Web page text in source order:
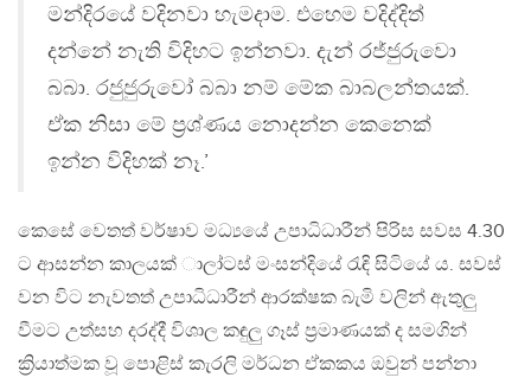
මන්දිරයේ වදිනවා හැමදාම. එහෙම වදිද්දිත්
දන්නේ නැති විදිහට ඉන්නවා. දැන් රජ්ජුරුවො
බබා. රජුජුරුවෝ බබා නම් මේක බාබලන්තයක්.
ඒක නිසා මේ ප්‍රශ්ණය නොදන්න කෙනෙක්
ඉන්න විදිහක් නෑ.’
කෙසේ වෙතත් වර්ෂාව මධ්‍යයේ උපාධිධාරීන් පිරිස සවස 4.30
ට ආසන්න කාලයක් ාලා්ටස් මංසන්දියේ රැඳි සිටියේ ය. සවස්
වන විට නැවතත් උපාධිධාරීන් ආරක්ෂක බැමි වලින් ඇතුලු
වීමට උත්සහ දරද්දී විශාල කඳුලු ගෑස් ප්‍රමාණයක් ද සමගින්
ක්‍රියාත්මක වූ පොළිස් කැරලි මර්ධන ඒකකය ඔවුන් පන්නා